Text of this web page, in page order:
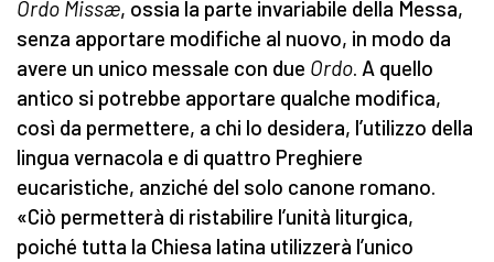
Ordo Missæ, ossia la parte invariabile della Messa,
senza apportare modifiche al nuovo, in modo da
avere un unico messale con due Ordo. A quello
antico si potrebbe apportare qualche modifica,
così da permettere, a chi lo desidera, l’utilizzo della
lingua vernacola e di quattro Preghiere
eucaristiche, anziché del solo canone romano.
«Ciò permetterà di ristabilire l’unità liturgica,
poiché tutta la Chiesa latina utilizzerà l’unico